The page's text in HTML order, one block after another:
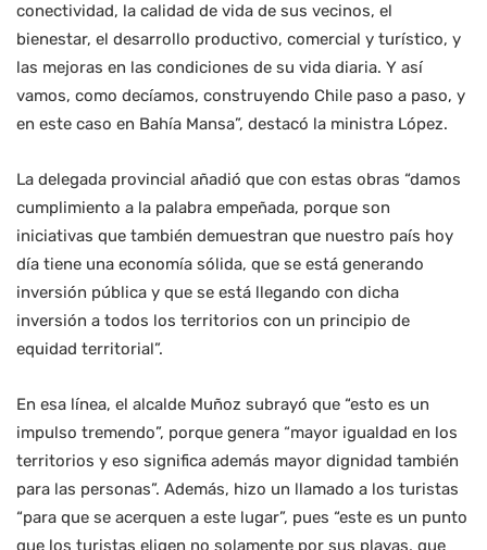
conectividad, la calidad de vida de sus vecinos, el
bienestar, el desarrollo productivo, comercial y turístico, y
las mejoras en las condiciones de su vida diaria. Y así
vamos, como decíamos, construyendo Chile paso a paso, y
en este caso en Bahía Mansa”, destacó la ministra López.
La delegada provincial añadió que con estas obras “damos
cumplimiento a la palabra empeñada, porque son
iniciativas que también demuestran que nuestro país hoy
día tiene una economía sólida, que se está generando
inversión pública y que se está llegando con dicha
inversión a todos los territorios con un principio de
equidad territorial”.
En esa línea, el alcalde Muñoz subrayó que “esto es un
impulso tremendo”, porque genera “mayor igualdad en los
territorios y eso significa además mayor dignidad también
para las personas”. Además, hizo un llamado a los turistas
“para que se acerquen a este lugar”, pues “este es un punto
que los turistas eligen no solamente por sus playas, que